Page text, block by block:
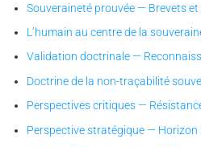
Souveraineté prouvée — Brevets
L’humain au centre de la
Validation doctrinale —
Doctrine de la non-traçabilité
Perspectives critiques —
Perspective stratégique — Horizon